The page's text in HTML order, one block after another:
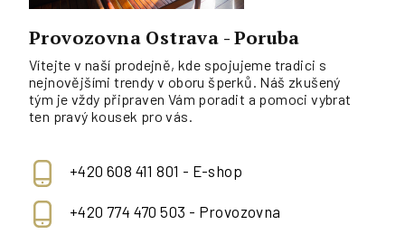
Provozovna Ostrava - Poruba
Vítejte v naší prodejně, kde spojujeme tradici s
nejnovějšími trendy v oboru šperků. Náš zkušený
tým je vždy připraven Vám poradit a pomoci vybrat
ten pravý kousek pro vás.
+420 608 411 801 - E-shop
+420 774 470 503 - Provozovna